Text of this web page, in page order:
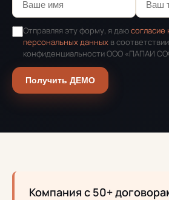
Отправляя эту форму, я даюсогласие
персональных данных в
конфиденциальности ООО «ПАПАИ
Получить ДЕМО
Компания с 50+